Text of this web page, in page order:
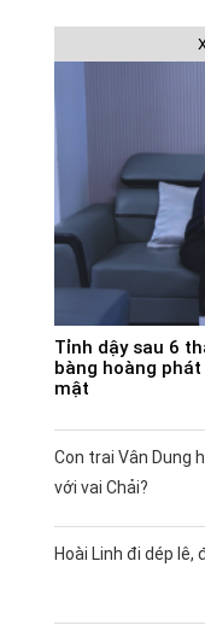
Tỉnh dậy sau 6
bàng hoàng
mật
Con trai Vân Dung
với vai Chải?
Hoài Linh đi dép lê,